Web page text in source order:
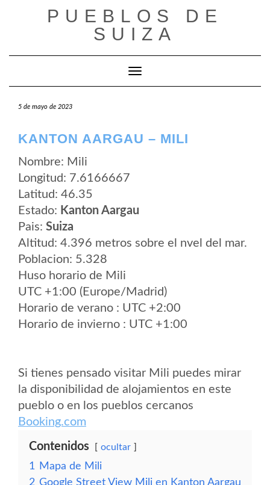
PUEBLOS DE
SUIZA
Cambiar modo de navegación
5 de mayo de 2023
KANTON AARGAU – MILI
Nombre: Mili
Longitud: 7.6166667
Latitud: 46.35
Estado: Kanton Aargau
Pais: Suiza
Altitud: 4.396 metros sobre el nvel del mar.
Poblacion: 5.328
Huso horario de Mili
UTC +1:00 (Europe/Madrid)
Horario de verano : UTC +2:00
Horario de invierno : UTC +1:00
Si tienes pensado visitar Mili puedes mirar
la disponibilidad de alojamientos en este
pueblo o en los pueblos cercanos
Booking.com
Contenidos ocultar
1
Mapa de Mili
2 Google Street View Mili en Kanton Aargau